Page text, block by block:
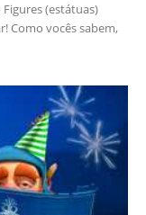
(estátuas)
Como vocês sabem,